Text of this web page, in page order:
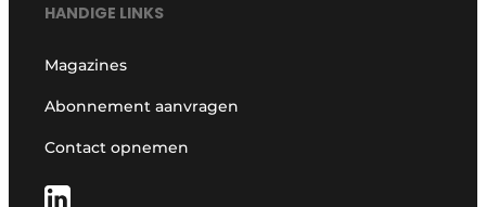
HANDIGE LINKS
Magazines
Abonnement aanvragen
Contact opnemen